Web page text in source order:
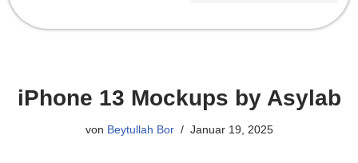
iPhone 13 Mockups by Asylab
von Beytullah Bor Januar 19, 2025